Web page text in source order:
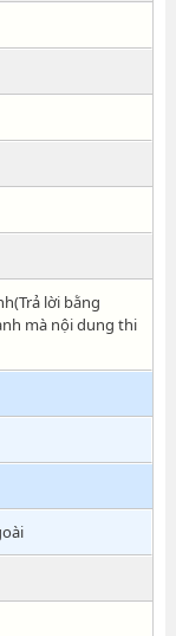
lời bằng
mà nội dung thi